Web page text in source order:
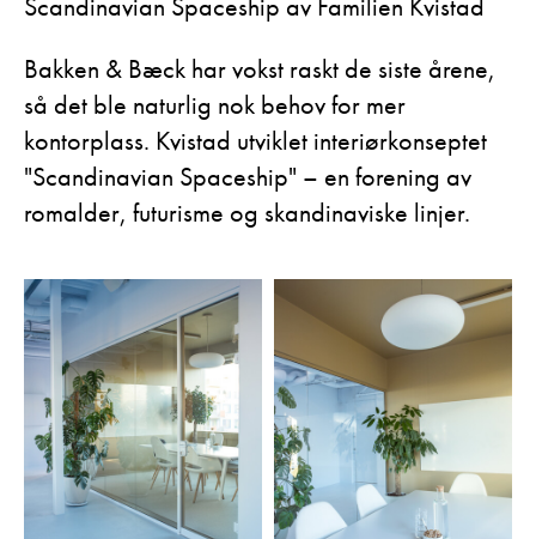
Bakken & Bæck har vokst raskt de siste årene,
så det ble naturlig nok behov for mer
kontorplass. Kvistad utviklet interiørkonseptet
"Scandinavian Spaceship" – en forening av
romalder, futurisme og skandinaviske linjer.